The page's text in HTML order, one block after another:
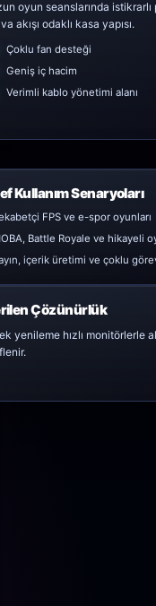
oyun seanslarında
akışı odaklı kasa yapısı.
Çoklu fan desteği
Geniş iç hacim
Verimli kablo yönetimi alanı
Kullanım Senaryoları
FPS ve e-spor oyunları
Battle Royale ve hikayeli
içerik üretimi ve çoklu
Çözünürlük
yenileme hızlı monitörlerle